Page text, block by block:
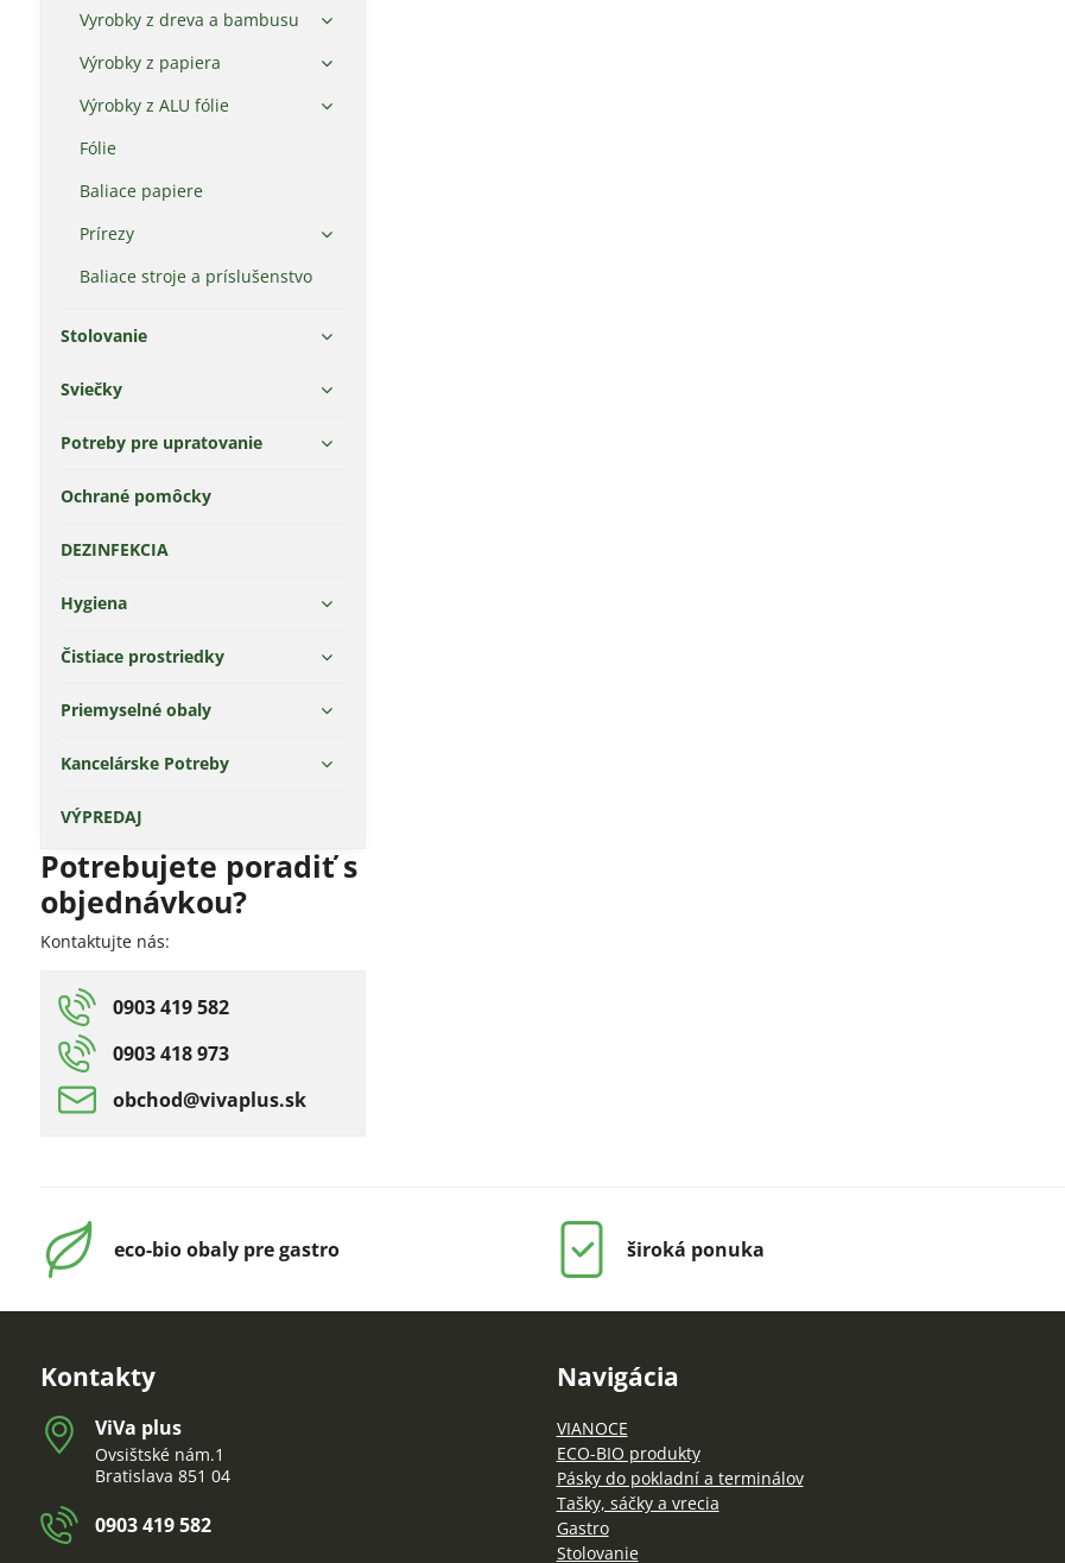
Vyrobky z dreva a bambusu
Výrobky z papiera
Výrobky z ALU fólie
Fólie
Baliace papiere
Prírezy
Baliace stroje a príslušenstvo
Stolovanie
Sviečky
Potreby pre upratovanie
Ochrané pomôcky
DEZINFEKCIA
Hygiena
Čistiace prostriedky
Priemyselné obaly
Kancelárske Potreby
VÝPREDAJ
Potrebujete poradiť s
objednávkou?
Kontaktujte nás:
0903 419 582
0903 418 973
obchod​@vivaplus​.sk
eco-bio obaly pre gastro široká ponuka
Kontakty
ViVa plus
Ovsištské nám.1
Bratislava 851 04
0903 419 582
Navigácia
VIANOCE
ECO-BIO produkty
Pásky do pokladní a terminálov
Tašky, sáčky a vrecia
Gastro
Stolovanie